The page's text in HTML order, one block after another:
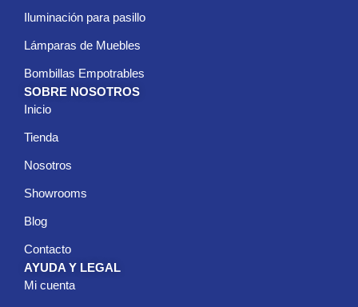
Iluminación para pasillo
Lámparas de Muebles
Bombillas Empotrables
SOBRE NOSOTROS
Inicio
Tienda
Nosotros
Showrooms
Blog
Contacto
AYUDA Y LEGAL
Mi cuenta